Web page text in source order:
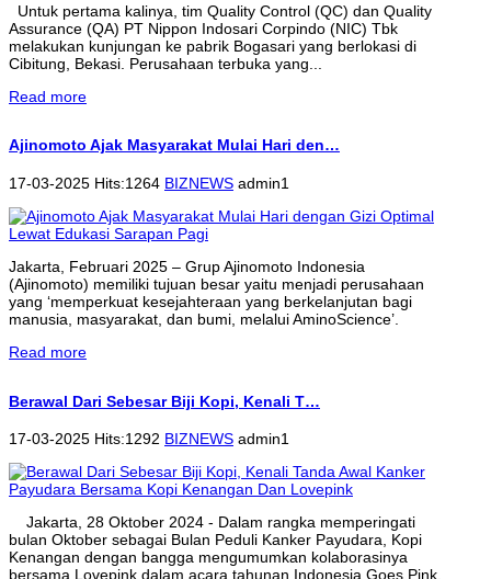
Untuk pertama kalinya, tim Quality Control (QC) dan Quality
Assurance (QA) PT Nippon Indosari Corpindo (NIC) Tbk
melakukan kunjungan ke pabrik Bogasari yang berlokasi di
Cibitung, Bekasi. Perusahaan terbuka yang...
Read more
Ajinomoto Ajak Masyarakat Mulai Hari den…
17-03-2025 Hits:1264 BIZNEWS admin1
Jakarta, Februari 2025 – Grup Ajinomoto Indonesia
(Ajinomoto) memiliki tujuan besar yaitu menjadi perusahaan
yang ‘memperkuat kesejahteraan yang berkelanjutan bagi
manusia, masyarakat, dan bumi, melalui AminoScience’.
Read more
Berawal Dari Sebesar Biji Kopi, Kenali T…
17-03-2025 Hits:1292 BIZNEWS admin1
Jakarta, 28 Oktober 2024 - Dalam rangka memperingati
bulan Oktober sebagai Bulan Peduli Kanker Payudara, Kopi
Kenangan dengan bangga mengumumkan kolaborasinya
bersama Lovepink dalam acara tahunan Indonesia Goes Pink,